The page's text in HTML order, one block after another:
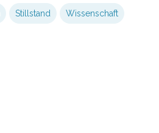
Stillstand Wissenschaft